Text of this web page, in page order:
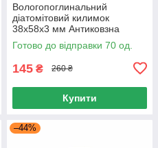
Вологопоглинальний
діатомітовий килимок
38х58х3 мм Антиковзна
основа, Килимок для ванної
діатоміт 38х58 см
Готово до відправки 70 од.
145 ₴ 260 ₴
Купити
–44%